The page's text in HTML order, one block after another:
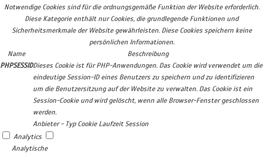
Notwendige Cookies sind für die ordnungsgemäße Funktion der Website erforderlich.
Diese Kategorie enthält nur Cookies, die grundlegende Funktionen und
Sicherheitsmerkmale der Website gewährleisten. Diese Cookies speichern keine
persönlichen Informationen.
Name
Beschreibung
PHPSESSIDDieses Cookie ist für PHP-Anwendungen. Das Cookie wird verwendet um die
eindeutige Session-ID eines Benutzers zu speichern und zu identifizieren
um die Benutzersitzung auf der Website zu verwalten. Das Cookie ist ein
Session-Cookie und wird gelöscht, wenn alle Browser-Fenster geschlossen
werden.
Anbieter - Typ Cookie Laufzeit Session
Analytics
Analytische